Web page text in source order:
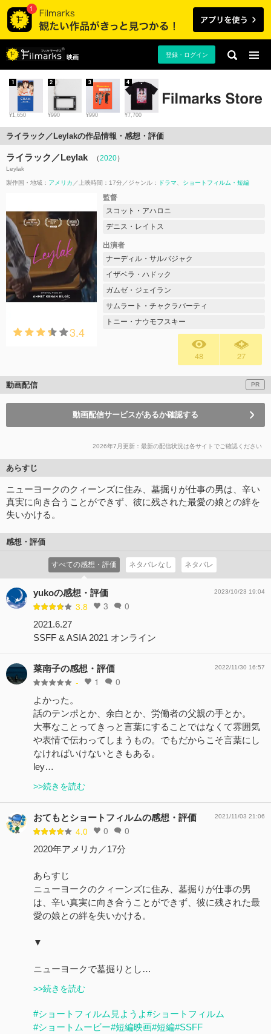
映画 登録・ログイン
¥1,650
1
¥990
2
¥990
3
¥7,700
4
ライラック／Leylakの作品情報・感想・評価
ライラック／Leylak （2020）
Leylak
製作国・地域： アメリカ 上映時間：17分 ジャンル： ドラマ ショートフィルム・短編
3.4
監督
スコット・アハロニ
デニス・レイトス
出演者
ナーディル・サルバジャク
イザベラ・ハドック
ガムゼ・ジェイラン
サムラート・チャクラバーティ
トニー・ナウモフスキー
48 27
動画配信 PR
動画配信サービスがあるか確認する
2026年7月更新：最新の配信状況は各サイトでご確認ください
あらすじ
ニューヨークのクィーンズに住み、墓掘りが仕事の男は、辛い
真実に向き合うことができず、彼に残された最愛の娘との絆を
失いかける。
感想・評価
すべての感想・評価 ネタバレなし ネタバレ
yukoの感想・評価
3.8 3 0
2023/10/23 19:04
2021.6.27
SSFF & ASIA 2021 オンライン
菜南子の感想・評価
- 1 0
2022/11/30 16:57
よかった。
話のテンポとか、余白とか、労働者の父親の手とか。
大事なことってきっと言葉にすることではなくて雰囲気
や表情で伝わってしまうもの。でもだからこそ言葉にし
なければいけないときもある。
ley…
>>続きを読む
おてもとショートフィルムの感想・評価
4.0 0 0
2021/11/03 21:06
2020年アメリカ／17分
あらすじ
ニューヨークのクィーンズに住み、墓掘りが仕事の男
は、辛い真実に向き合うことができず、彼に残された最
愛の娘との絆を失いかける。
▼
ニューヨークで墓掘りとし…
>>続きを読む
#ショートフィルム見ようよ#ショートフィルム
#ショートムービー#短編映画#短編#SSFF